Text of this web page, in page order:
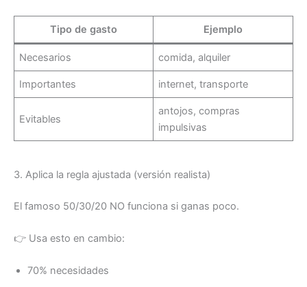
Tipo de gasto Ejemplo
Necesarios comida, alquiler
Importantes internet, transporte
Evitables
antojos, compras
impulsivas
3. Aplica la regla ajustada (versión realista)
El famoso 50/30/20 NO funciona si ganas poco.
👉 Usa esto en cambio:
70% necesidades